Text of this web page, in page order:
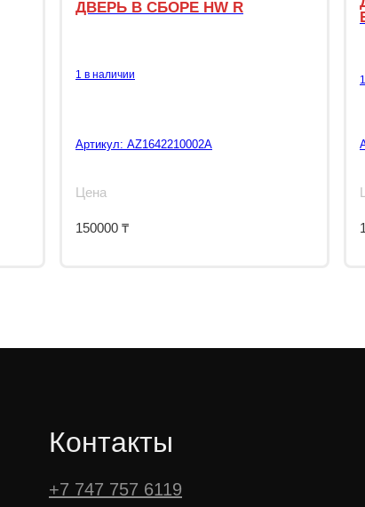
ДВЕРЬ В СБОРЕ HW R
1 в наличии
Артикул: AZ1642210002A
Цена
150000 ₸
Контакты
+7 747 757 6119